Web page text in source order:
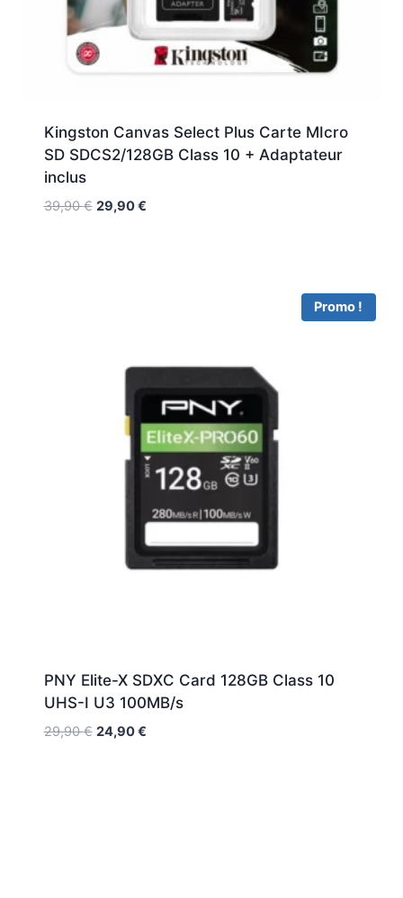
Kingston Canvas Select Plus Carte MIcro
SD SDCS2/128GB Class 10 + Adaptateur
inclus
39,90€ 29,90€
Promo !
PNY Elite-X SDXC Card 128GB Class 10
UHS-I U3 100MB/s
29,90€ 24,90€